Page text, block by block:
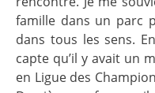
famille dans un parc
dans tous les sens.
capte qu’il y avait un
en Ligue des